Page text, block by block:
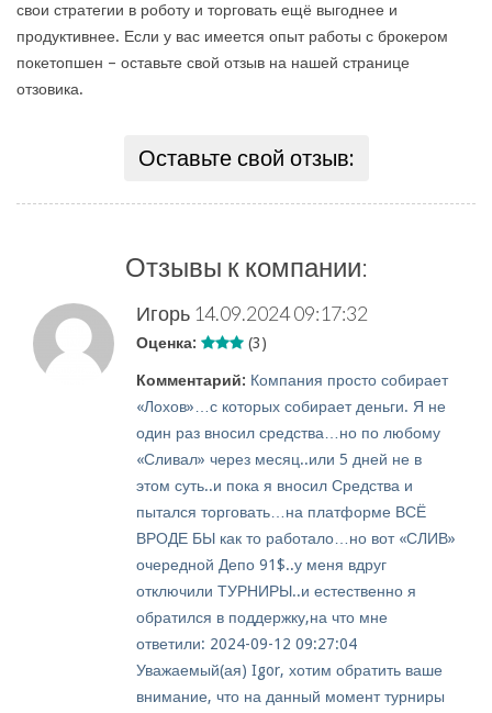
свои стратегии в роботу и торговать ещё выгоднее и
продуктивнее. Если у вас имеется опыт работы с брокером
покетопшен – оставьте свой отзыв на нашей странице
отзовика.
Оставьте свой отзыв:
Отзывы к компании:
Игорь 14.09.2024 09:17:32
Оценка: (3)
Комментарий: Компания просто собирает
«Лохов»…с которых собирает деньги. Я не
один раз вносил средства…но по любому
«Сливал» через месяц..или 5 дней не в
этом суть..и пока я вносил Средства и
пытался торговать…на платформе ВСЁ
ВРОДЕ БЫ как то работало…но вот «СЛИВ»
очередной Депо 91$..у меня вдруг
отключили ТУРНИРЫ..и естественно я
обратился в поддержку,на что мне
ответили: 2024-09-12 09:27:04
Уважаемый(ая) Igor, хотим обратить ваше
внимание, что на данный момент турниры